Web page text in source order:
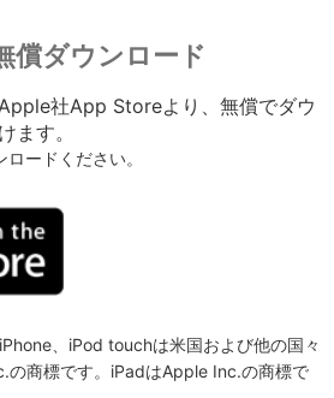
償ダウンロード
社App Storeより、無償でダウ
ます。
ードください。
、iPod touchは米国および他の国々
の商標です。iPadはApple Inc.の商標で